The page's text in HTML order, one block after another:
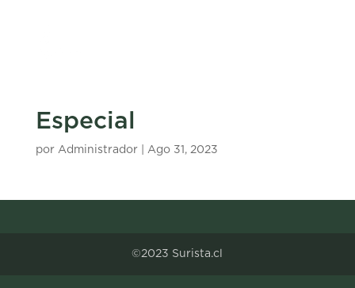
Especial
por Administrador| Ago 31, 2023
©2023 Surista.cl